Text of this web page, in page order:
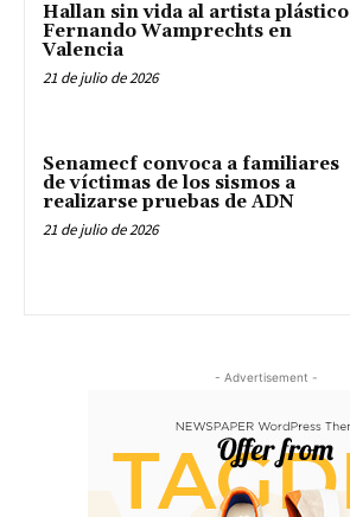
Hallan sin vida al artista plástico
Fernando Wamprechts en
Valencia
21 de julio de 2026
Senamecf convoca a familiares
de víctimas de los sismos a
realizarse pruebas de ADN
21 de julio de 2026
- Advertisement -